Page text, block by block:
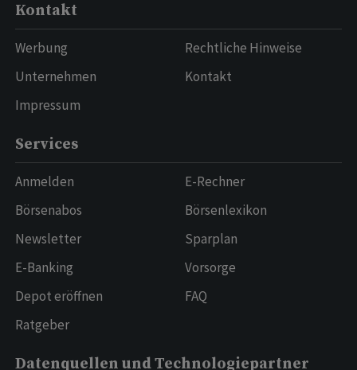
Kontakt
Werbung
Unternehmen
Impressum
Rechtliche Hinweise
Kontakt
Services
Anmelden
Börsenabos
Newsletter
E-Banking
Depot eröffnen
Ratgeber
E-Rechner
Börsenlexikon
Sparplan
Vorsorge
FAQ
Datenquellen und Technologiepartner